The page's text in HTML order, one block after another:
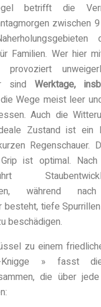
betrifft die
zwischen
Familien. Wer hier
provoziert
sind Werktage,
Wege meist leer
Auch die
Zustand ist ein
Regenschauer.
ist optimal. Nach
während
besteht, tiefe
beschädigen.
zu einem
» fasst
die über